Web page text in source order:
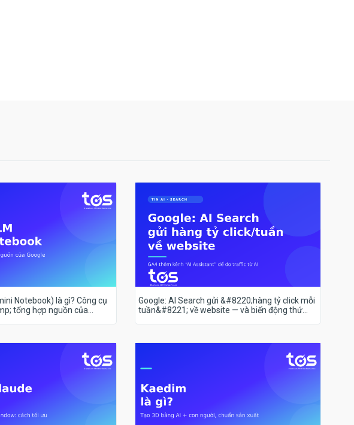
Notebook) là gì? Công cụ
tổng hợp nguồn của
Google: AI Search gửi &#8220;hàng tỷ click mỗi
tuần&#8221; về website — và biến động thứ